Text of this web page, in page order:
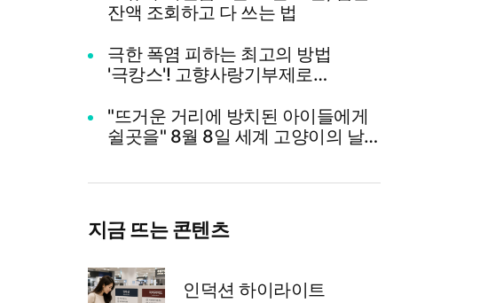
잔액 조회하고 다 쓰는 법
극한 폭염 피하는 최고의 방법
'극캉스'! 고향사랑기부제로
챙기기
"뜨거운 거리에 방치된 아이들에게
쉴곳을" 8월 8일 세계 고양이의 날,
영향력과 간곡한 호소
지금 뜨는 콘텐츠
인덕션 하이라이트